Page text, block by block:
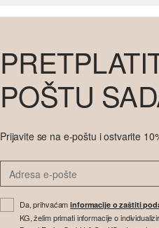
POŠTU
Prijavite se na e-poštu i ostvarite
Da, prihvaćaminformacije o zaštiti
KG, želim primati informacije o